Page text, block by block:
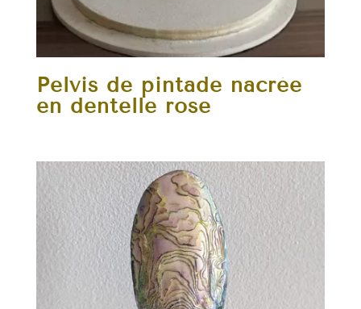
Pelvis de pintade nacrée
en dentelle rose